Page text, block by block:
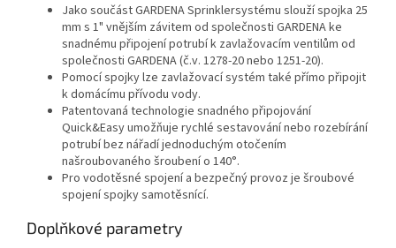
Jako součást GARDENA Sprinklersystému slouží spojka 25
mm s 1" vnějším závitem od společnosti GARDENA ke
snadnému připojení potrubí k zavlažovacím ventilům od
společnosti GARDENA (č.v. 1278-20 nebo 1251-20).
Pomocí spojky lze zavlažovací systém také přímo připojit
k domácímu přívodu vody.
Patentovaná technologie snadného připojování
Quick&Easy umožňuje rychlé sestavování nebo rozebírání
potrubí bez nářadí jednoduchým otočením
našroubovaného šroubení o 140°.
Pro vodotěsné spojení a bezpečný provoz je šroubové
spojení spojky samotěsnící.
Doplňkové parametry